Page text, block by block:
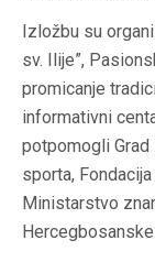
Izložbu su
sv. Ilije”,
promicanje
informativni
potpomogli
sporta,
Ministarstvo